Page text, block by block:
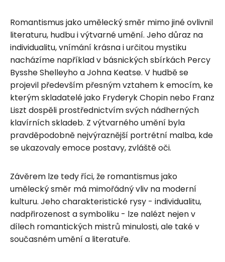
Romantismus jako umělecký směr mimo jiné ovlivnil
literaturu, hudbu i výtvarné umění. Jeho důraz na
individualitu, vnímání krásna i určitou mystiku
nacházíme například v básnických sbírkách Percy
Bysshe Shelleyho a Johna Keatse. V hudbě se
projevil především přesným vztahem k emocím, ke
kterým skladatelé jako Fryderyk Chopin nebo Franz
Liszt dospěli prostřednictvím svých nádherných
klavírních skladeb. Z výtvarného umění byla
pravděpodobně nejvýraznější portrétní malba, kde
se ukazovaly emoce postavy, zvláště oči.
Závěrem lze tedy říci, že romantismus jako
umělecký směr má mimořádný vliv na moderní
kulturu. Jeho charakteristické rysy - individualitu,
nadpřirozenost a symboliku - lze nalézt nejen v
dílech romantických mistrů minulosti, ale také v
současném umění a literatuře.